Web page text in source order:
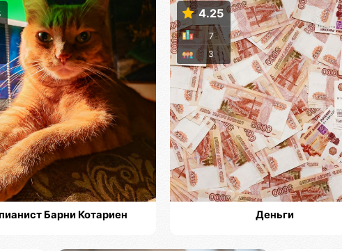
Барни Котариен
4.25
3
7
Деньги